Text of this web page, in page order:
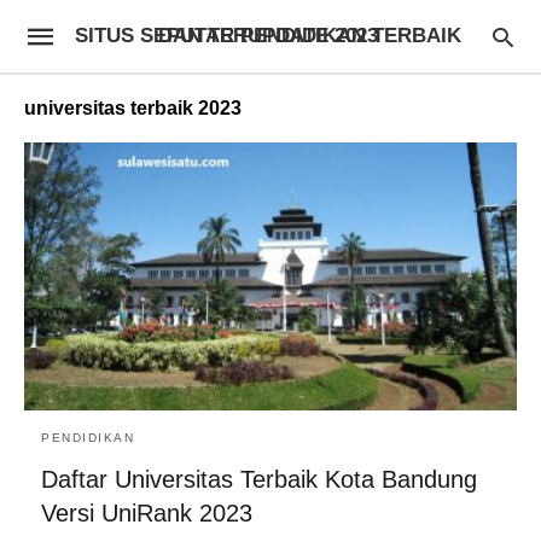
SITUS SEPUTAR PENDIDIKAN TERBAIK DAN TERUPDATE 2023
universitas terbaik 2023
PENDIDIKAN
Daftar Universitas Terbaik Kota Bandung
Versi UniRank 2023